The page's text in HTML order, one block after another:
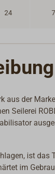
24
aus der
Seilerei
ist das
im